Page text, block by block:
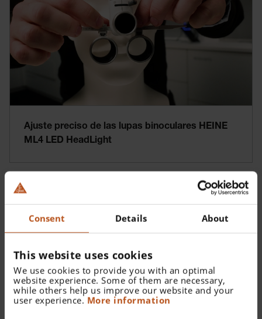
Consent Details About
This website uses cookies
We use cookies to provide you with an optimal
website experience. Some of them are necessary,
while others help us improve our website and your
user experience. More information
Ajuste preciso de las lupas binoculares HEINE
ML4 LED HeadLight